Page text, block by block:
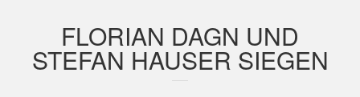
FLORIAN DAGN UND
STEFAN HAUSER SIEGEN